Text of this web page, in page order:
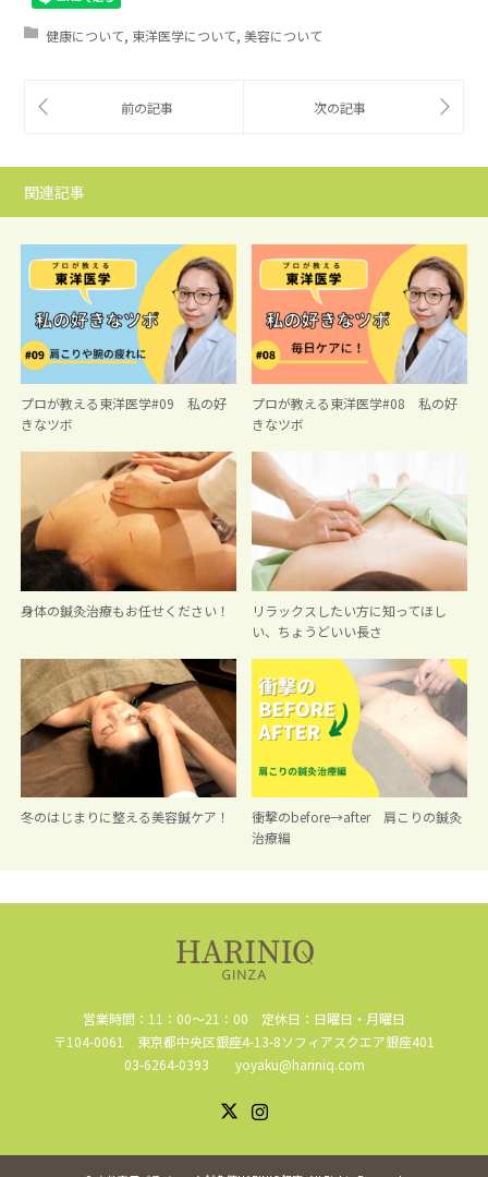
健康について, 東洋医学について, 美容について
関連記事
プロが教える東洋医学#09 私の好
きなツボ
プロが教える東洋医学#08 私の好
きなツボ
身体の鍼灸治療もお任せください！
リラックスしたい方に知ってほし
い、ちょうどいい長さ
冬のはじまりに整える美容鍼ケア！
衝撃のbefore→after 肩こりの鍼灸
治療編
営業時間：11：00～21：00 定休日：日曜日・月曜日
〒104-0061 東京都中央区銀座4-13-8ソフィアスクエア銀座401
03-6264-0393 yoyaku@hariniq.com